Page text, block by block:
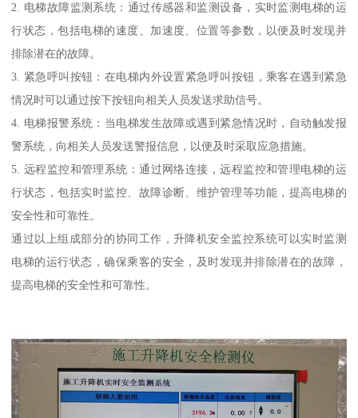
2. 电梯故障监测系统：通过传感器和监测设备，实时监测电梯的运
行状态，包括电梯的速度、加速度、位置等参数，以便及时发现并
排除潜在的故障。
3. 紧急呼叫按钮：在电梯内外设置紧急呼叫按钮，乘客在遇到紧急
情况时可以通过按下按钮向相关人员发送求助信号。
4. 电梯报警系统：当电梯发生故障或遇到紧急情况时，自动触发报
警系统，向相关人员发送警报信息，以便及时采取应急措施。
5. 远程监控和管理系统：通过网络连接，远程监控和管理电梯的运
行状态，包括实时监控、故障诊断、维护管理等功能，提高电梯的
安全性和可靠性。
通过以上组成部分的协同工作，升降机安全监控系统可以实时监测
电梯的运行状态，确保乘客的安全，及时发现并排除潜在的故障，
提高电梯的安全性和可靠性。